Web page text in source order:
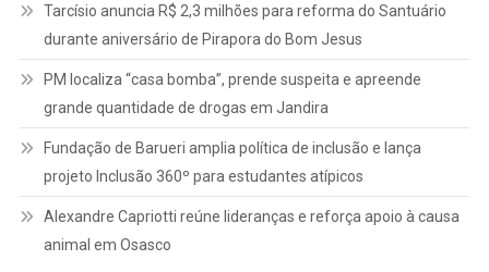
Tarcísio anuncia R$ 2,3 milhões para reforma do Santuário
durante aniversário de Pirapora do Bom Jesus
PM localiza “casa bomba”, prende suspeita e apreende
grande quantidade de drogas em Jandira
Fundação de Barueri amplia política de inclusão e lança
projeto Inclusão 360º para estudantes atípicos
Alexandre Capriotti reúne lideranças e reforça apoio à causa
animal em Osasco